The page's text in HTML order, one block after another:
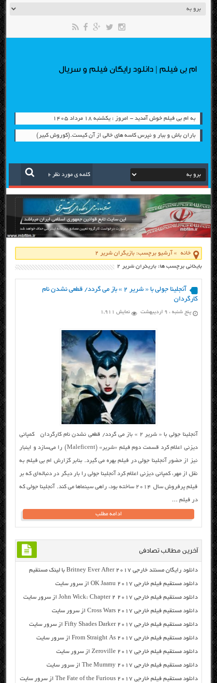
ام بی فیلم | دانلود رایگان فیلم و سریال
به ام بی فیلم خوش آمدید - امروز : یکشنبه ۱۸ مرداد ۱۴۰۵
باران باش و ببار و نپرس کاسه های خالی از آن کیست.(کوروش کبیر)
خانه » آرشیو برچسب: بازیگران شریر 2
بایگانی برچسب ها: بازیگران شریر 2
آنجلینا جولی با « شریر 2 » باز می گردد/ قطعی نشدن نام
کارگردان
پنج شنبه ، ۹ اردیبهشت نمایش 1,911
آنجلینا جولی با « شریر 2 » باز می گردد/ قطعی نشدن نام کارگردان کمپانی
دیزنی اعلام کرد قسمت دوم فیلم «شریر» (Maleficent) را می‌سازد و اینبار
نیز از حضور آنجلینا جولی در فیلم بهره می‌ گیرد. بنابر گزارش ام بی فیلم به
نقل از مهر، کمپانی دیزنی اعلام کرد آنجلینا جولی را بار دیگر در دنباله‌ای که بر
فیلم پرفروش سال ۲۰۱۴ ساخته بود، راهی سینماها می‌ کند. آنجلینا جولی که
در فیلم ...
ادامه مطلب
آخرین مطالب تصادفی
دانلود رایگان مسنتد خارجی Britney Ever After 2017 با لینک مستقیم
دانلود مستقیم فیلم خارجی OK Jaanu 2017 از سرور سایت
دانلود مستقیم فیلم خارجی John Wick: Chapter 2 2017 از سرور سایت
دانلود مستقیم فیلم خارجی Cross Wars 2017 از سرور سایت
دانلود مستقیم فیلم خارجی Fifty Shades Darker 2017 از سرور سایت
دانلود مستقیم فیلم خارجی From Straight As 2017 از سرور سایت
دانلود مستقیم فیلم خارجی Zeroville 2017 از سرور سایت
دانلود مستقیم فیلم خارجی The Mummy 2017 از سرور سایت
دانلود مستقیم فیلم خارجی The Fate of the Furious 2017 از سرور سایت